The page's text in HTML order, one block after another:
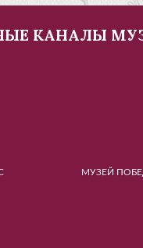
КАНАЛЫ
МУЗЕЙ